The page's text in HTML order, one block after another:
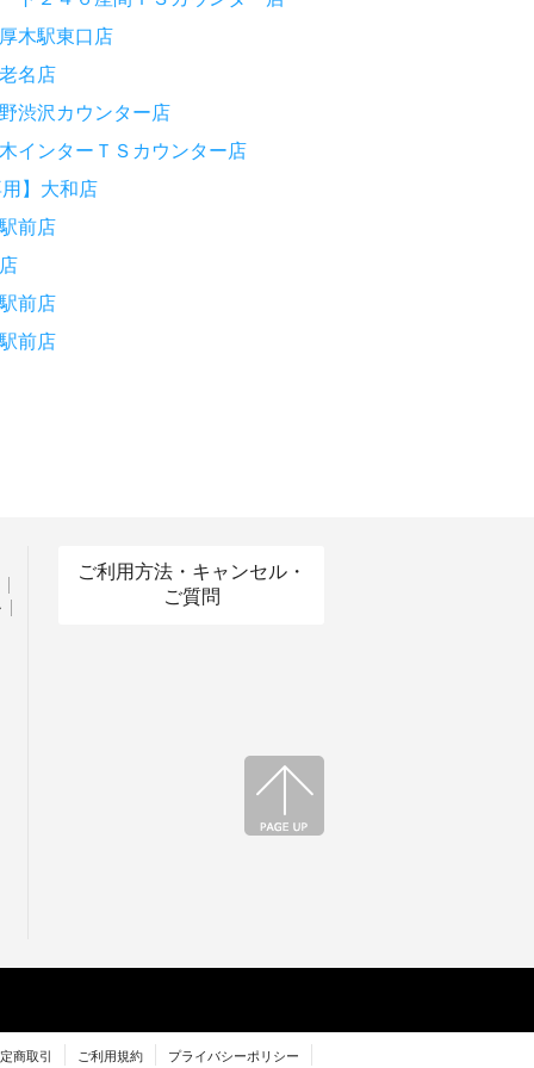
木駅東口店
名店
渋沢カウンター店
インターＴＳカウンター店
】大和店
前店
前店
前店